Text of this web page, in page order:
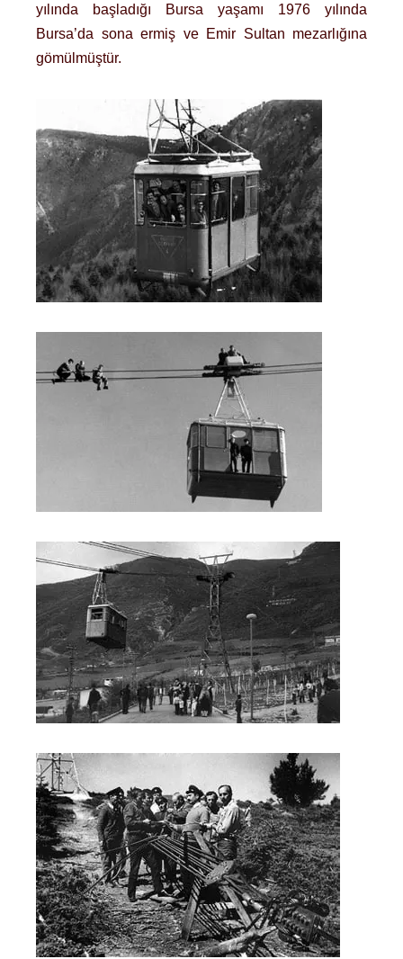
yılında başladığı Bursa yaşamı 1976 yılında
Bursa’da sona ermiş ve Emir Sultan mezarlığına
gömülmüştür.